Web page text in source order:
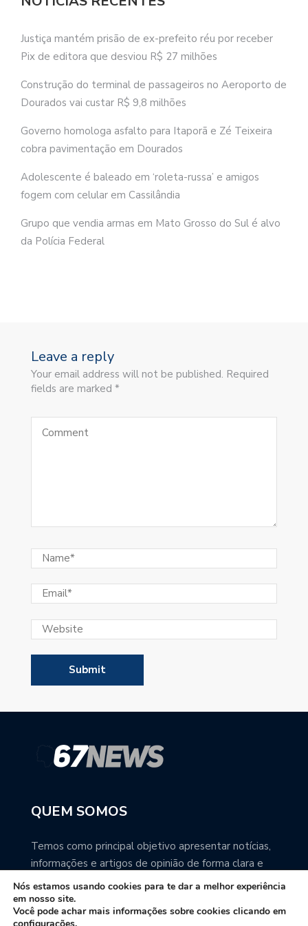
Justiça mantém prisão de ex-prefeito réu por receber
Pix de editora que desviou R$ 27 milhões
Construção do terminal de passageiros no Aeroporto de
Dourados vai custar R$ 9,8 milhões
Governo homologa asfalto para Itaporã e Zé Teixeira
cobra pavimentação em Dourados
Adolescente é baleado em ‘roleta-russa’ e amigos
fogem com celular em Cassilândia
Grupo que vendia armas em Mato Grosso do Sul é alvo
da Polícia Federal
Leave a reply
Your email address will not be published. Required
fields are marked *
QUEM SOMOS
Temos como principal objetivo apresentar notícias,
informações e artigos de opinião de forma clara e
precisa. Você pode ter a total certeza que o
67NEWS é uma excelente fonte de informação
sobre Mato Grosso do Sul.
Nós estamos usando cookies para te dar a melhor experiência
em nosso site.
Você pode achar mais informações sobre cookies clicando em